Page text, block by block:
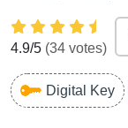
4.9/5 (34 votes)
Digital Key